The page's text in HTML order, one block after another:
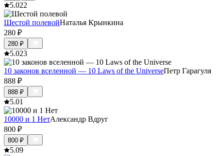
5.022
Шестой полевойНаталья Крынкина
280 ₽
280 ₽
5.023
10 законов вселенной — 10 Laws of the UniverseПетр Гарагуля
888 ₽
888 ₽
5.01
10000 и 1 НетАлександр Вдруг
800 ₽
800 ₽
5.09